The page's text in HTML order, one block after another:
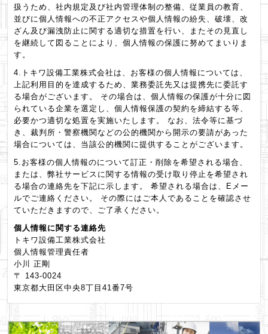
扱うため、社内規定及び社内管理体制の整備、従業員の教育、
並びに個人情報への不正アクセスや個人情報の紛失、破壊、改
ざん及び漏洩防止に関する適切な措置を行い、またその見直し
を継続して図ることにより、個人情報の保護に努めてまいりま
す。
4.トキワ設備工業株式会社は、お客様の個人情報については、
上記利用目的を達成するため、業務委託先又は提携先に委託す
る場合がございます。 その場合は、個人情報の保護が十分に図
られている企業を選定し、個人情報保護の契約を締結する等、
必要かつ適切な処置を実施いたします。 なお、法令等に基づ
き、裁判所・警察機関などの公的機関から開示の要請があった
場合については、当該公的機関に提供することがございます。
5.お客様の個人情報のについて訂正・削除を希望される場合、
または、弊社サービスに関する情報の受け取り停止を希望され
る場合の連絡先を下記に示します。 希望される場合は、Eメー
ルでご連絡ください。 その際にはご本人であることを確認させ
ていただきますので、ご了承ください。
個人情報に関する連絡先
トキワ設備工業株式会社
個人情報管理責任者
小川 正剛
〒 143-0024
東京都大田区中央8丁目41番7号